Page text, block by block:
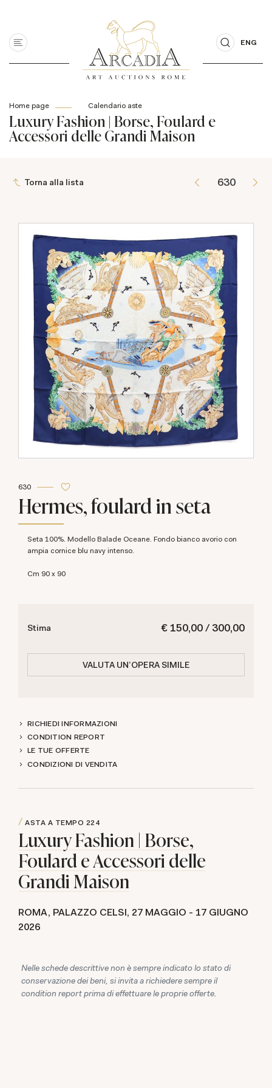
ENG
Home page Calendario aste
Luxury Fashion | Borse, Foulard e
Accessori delle Grandi Maison
Torna alla lista
630
Hermes, foulard in seta
Seta 100%. Modello Balade Oceane. Fondo bianco avorio con
ampia cornice blu navy intenso.
cm 90 x 90
€ 150,00 / 300,00
Stima
VALUTA UN'OPERA SIMILE
RICHIEDI INFORMAZIONI
CONDITION REPORT
LE TUE OFFERTE
CONDIZIONI DI VENDITA
ASTA A TEMPO 224
Luxury Fashion | Borse,
Foulard e Accessori delle
Grandi Maison
ROMA, PALAZZO CELSI, 27 MAGGIO - 17 GIUGNO
2026
Nelle schede descrittive non è sempre indicato lo stato di
conservazione dei beni, si invita a richiedere sempre il
condition report prima di effettuare le proprie offerte.